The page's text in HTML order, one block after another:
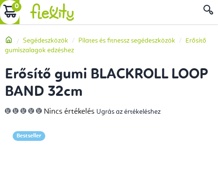
Ugrás
a
tartalomhoz
KOSÁR
Kezdőlap
Segédeszközök Pilates és fitnessz segédeszközök
Erősítő
gumiszalagok edzéshez
Erősítő gumi BLACKROLL LOOP
BAND 32cm
A
termék
5-
ből
Nincs értékelés Ugrás az értékeléshez
Bestseller